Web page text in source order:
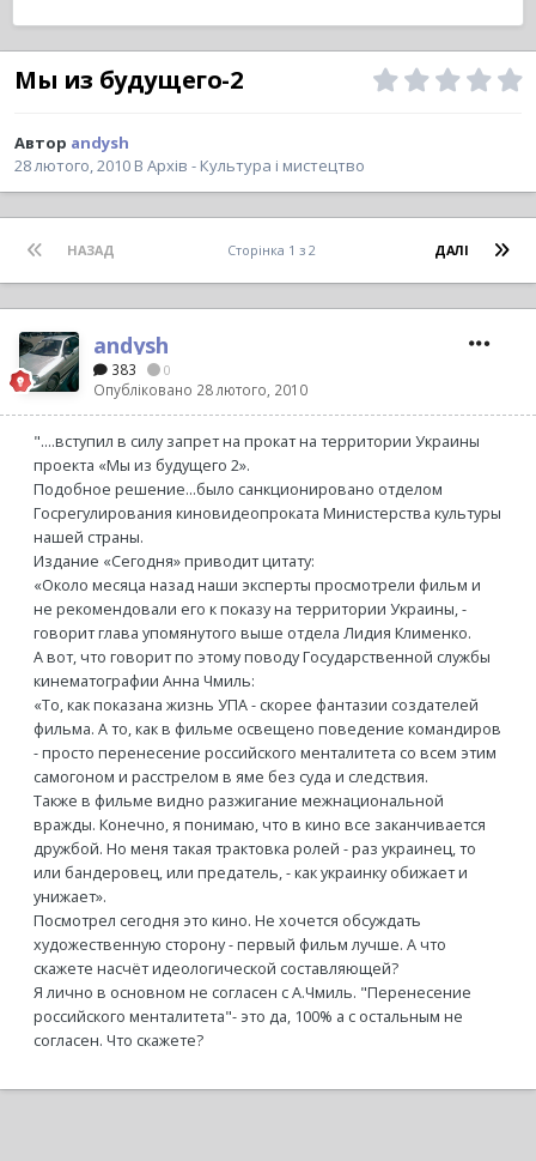
Мы из будущего-2
Автор andysh
28 лютого, 2010 В Архів - Культура і мистецтво
НАЗАД ДАЛІ
Сторінка 1 з 2
andysh
383 0
Опубліковано 28 лютого, 2010
"....вступил в силу запрет на прокат на территории Украины
проекта «Мы из будущего 2».
Подобное решение...было санкционировано отделом
Госрегулирования киновидеопроката Министерства культуры
нашей страны.
Издание «Сегодня» приводит цитату:
«Около месяца назад наши эксперты просмотрели фильм и
не рекомендовали его к показу на территории Украины, -
говорит глава упомянутого выше отдела Лидия Клименко.
А вот, что говорит по этому поводу Государственной службы
кинематографии Анна Чмиль:
«То, как показана жизнь УПА - скорее фантазии создателей
фильма. А то, как в фильме освещено поведение командиров
- просто перенесение российского менталитета со всем этим
самогоном и расстрелом в яме без суда и следствия.
Также в фильме видно разжигание межнациональной
вражды. Конечно, я понимаю, что в кино все заканчивается
дружбой. Но меня такая трактовка ролей - раз украинец, то
или бандеровец, или предатель, - как украинку обижает и
унижает».
Посмотрел сегодня это кино. Не хочется обсуждать
художественную сторону - первый фильм лучше. А что
скажете насчёт идеологической составляющей?
Я лично в основном не согласен с А.Чмиль. "Перенесение
российского менталитета"- это да, 100% а с остальным не
согласен. Что скажете?